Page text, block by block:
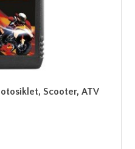
Scooter, ATV